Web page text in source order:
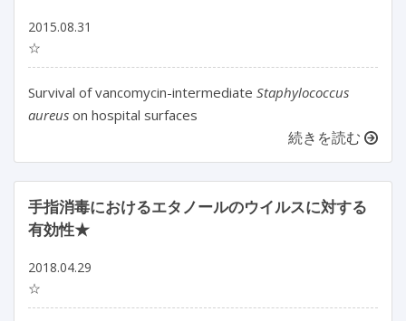
2015.08.31
☆
Survival of vancomycin-intermediate Staphylococcus
aureus on hospital surfaces
続きを読む
手指消毒におけるエタノールのウイルスに対する
有効性★
2018.04.29
☆